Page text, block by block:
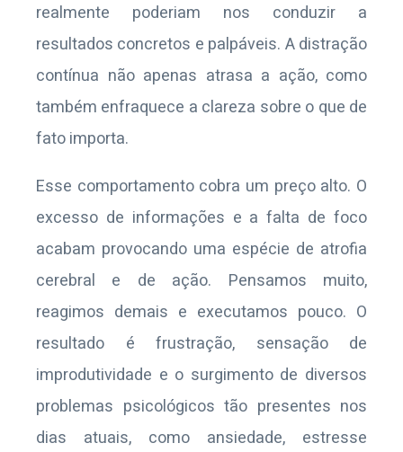
realmente poderiam nos conduzir a
resultados concretos e palpáveis. A distração
contínua não apenas atrasa a ação, como
também enfraquece a clareza sobre o que de
fato importa.
Esse comportamento cobra um preço alto. O
excesso de informações e a falta de foco
acabam provocando uma espécie de atrofia
cerebral e de ação. Pensamos muito,
reagimos demais e executamos pouco. O
resultado é frustração, sensação de
improdutividade e o surgimento de diversos
problemas psicológicos tão presentes nos
dias atuais, como ansiedade, estresse